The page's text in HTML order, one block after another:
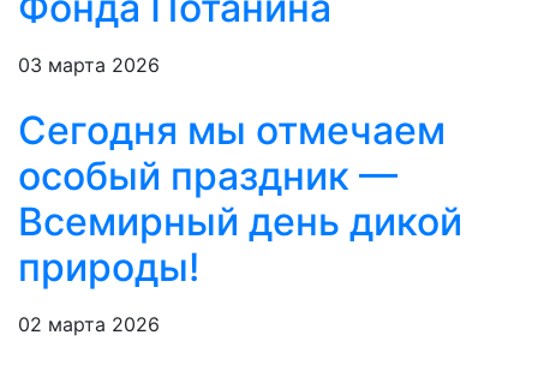
03 марта 2026
Сегодня мы отмечаем
особый праздник —
Всемирный день дикой
природы!
02 марта 2026